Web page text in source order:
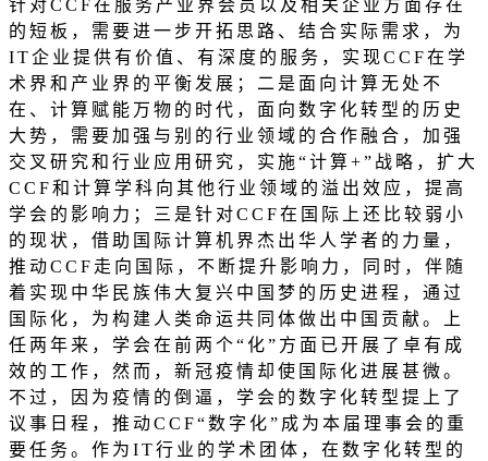
针对CCF在服务产业界会员以及相关企业方面存在
的短板，需要进一步开拓思路、结合实际需求，为
IT企业提供有价值、有深度的服务，实现CCF在学
术界和产业界的平衡发展；二是面向计算无处不
在、计算赋能万物的时代，面向数字化转型的历史
大势，需要加强与别的行业领域的合作融合，加强
交叉研究和行业应用研究，实施“计算+” 战略，扩大
CCF和计算学科向其他行业领域的溢出效应，提高
学会的影响力；三是针对CCF在国际上还比较弱小
的现状，借助国际计算机界杰出华人学者的力量，
推动CCF 走向国际，不断提升影响力，同时，伴随
着实现中华民族伟大复兴中国梦的历史进程，通过
国际化，为构建人类命运共同体做出中国贡献。上
任两年来，学会在前两个“化” 方面已开展了卓有成
效的工作，然而，新冠疫情却使国际化进展甚微。
不过，因为疫情的倒逼，学会的数字化转型提上了
议事日程，推动CCF“数字化” 成为本届理事会的重
要任务。作为 IT行业的学术团体，在数字化转型的